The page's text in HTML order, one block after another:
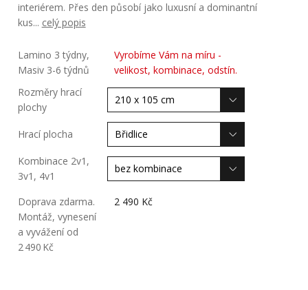
interiérem. Přes den působí jako luxusní a dominantní
kus... celý popis
Lamino 3 týdny,
Masiv 3-6 týdnů
Vyrobíme Vám na míru -
velikost, kombinace, odstín.
Rozměry hrací
plochy
Hrací plocha
Kombinace 2v1,
3v1, 4v1
Doprava zdarma.
Montáž, vynesení
a vyvážení od
2 490 Kč
2 490 Kč